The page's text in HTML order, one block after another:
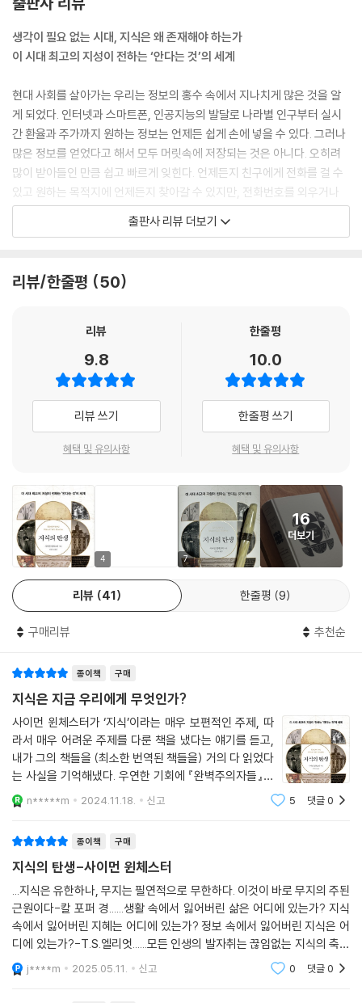
몇몇 사람들에게는 네오디뮴으로 만든 것만큼 강력하다. 호기심은 스펀지
나 중력처럼 불가피한 힘으로 앎의 요소를 끌어당겨서 결국 앎을 얻는 모
든 사람을 변화시킨다.
교육이라는 영어 단어 ‘education’은 ‘기르다’라는 뜻의 라틴어 동사 ‘ed
ucare’와 ‘이끌다’라는 뜻의 라틴어 동사 ‘educere’의 합성어다. 간단히
말해서 교육은 모든 인간 사회의 성인 구성원이 다음 세대를 양육하면서
그들이 가장 좋은 삶의 이상이라고 생각하는 대로 키워내기 위해 자신들의
지식을 전달하려는 시도다.
---「1장 배움의 시작」중에서
문자가 탄생한 이래로 우리는 지금껏 알려진 것과 학습된 것, 가르치고 토
보관하고 보호할 방법을 모색해왔다. (…) “지식이 여기 있다.” 비록 의미
---「2장 최초의 도서관」중에서
두루마리 문서는 귀중하고 찢어지기 쉬운 물건이어서, 세워서 보관해야 하
는지 아니면 알렉산드리아도서관처럼 옆으로 뉘어서 보관해야 하는지를
두고 사서들 사이에 종종 논쟁이 벌어졌다.
---「2장 최초의 도서관」중에서
상품(즉 뉴스거리)을 모으고 전달하는 역할을 담당했다. 지식과 뉴스의 관
계를 간단히 설명하기는 어렵다. 지식의 정의는 플라톤이 이미 오래전에
제시한 바 있지만, 뉴스는 정확히 어떻게 정의해야 할까?
---「3장 지성의 행진」중에서
담배가 자유의 횃불이라는 인식은 며칠만에 자유의 불빛으로 떠올라, 남성
들에게는 자유의 여신상 횃불과 마찬가지로 성적 두려움을 진정시키고, 여
성들에게는 평등과 정의를 향한 작은 발걸음을 내디딘다는 생각을 단번에
작할 때까지 여성들은 남성들만큼이나 담배를 많이 피웠고 담배 회사들은
막대한 수익을 거둬들였다.
---「4장 조작의 연대기」중에서
힐앤놀튼은 약 1200만 달러의 보수를 받고, 1차 세계대전에서 큰 효과를
거둔 가장 신뢰할 수 있는 기본 전략인 잔학 행위, 그중에서도 특히 아기와
관련된 잔학 행위를 이용했다. 어린아이가 끔찍한 일을 당했다는 사연이야
말로 가해자를 영원한 선전의 지옥에 빠트릴 수 있는 가장 확실한 방법이
---「4장 조작의 연대기」중에서
구글 효과, 또는 이제는 시리 효과라고도 불리는 현상은 뇌를 좀먹는 것으
로 생각하든 지성을 다듬어 더 좋게 만드는 수단으로 생각하든, 명백히 우
리 정신에 영향을 미치고 있다. 어느 쪽인지는 더 많은 데이터가 나오기를
기다려봐야 할 것이다.
---「5장 생각이 필요 없는 시대」중에서
생각이 필요 없는 시대, 지식은 왜 존재해야 하는가
이 시대 최고의 지성이 전하는 ‘안다는 것’의 세계
현대 사회를 살아가는 우리는 정보의 홍수 속에서 지나치게 많은 것을 알
게 되었다. 인터넷과 스마트폰, 인공지능의 발달로 나라별 인구부터 실시
간 환율과 주가까지 원하는 정보는 언제든 쉽게 손에 넣을 수 있다. 그러나
많은 정보를 얻었다고 해서 모두 머릿속에 저장되는 것은 아니다. 오히려
많이 받아들인 만큼 쉽고 빠르게 잊힌다. 언제든지 친구에게 전화를 걸 수
있고 원하는 목적지에 언제든지 찾아갈 수 있지만, 전화번호를 외우거나
목적지를 찾아가는 길은 머릿속에서 사라진 지 오래다. 수많은 정보가 연
결되고 저장되지만 나의 지식으로 쌓이지 않는 지금, 지식이란 무엇을 의
세계에서 가장 사랑받는 역사 저술가 사이먼 윈체스터의 신작 《지식의 탄
는 것’이 무엇인지 묻는다. 기술의 발달로 누구나 원하는 모든 것을 쉽게 얻
존재하지 않게 되었다. 스스로 경험하고, 타인에게 배우며, 확인의 과정을
거쳐 체화되는 ‘앎’의 세계는 이제 종말을 고할 때가 되었는지도 모른다.
지식은 어떻게 만들어지고 보관되어 전승되는가
배움의 시작부터 책의 탄생, 도서관의 비극까지
이 책은 인도 중남부의 도시 벵갈루루의 작은 학교에서 시작된다. 슈클라
보스는 빈민지역에 학교를 세워 아이들을 가르쳤으며, 이 학교를 다닌 아
이들은 자신의 부모와 가정을 변화시켰다. 지식의 출발은 배움에서 시작된
다. 양치를 하고 깨끗한 옷을 입는 것도 모두 교육의 일환이다. 역사를 거슬
러 올라가 약 4,000년 전 메소포타미아 지역에 설립된 최초의 학교에서
는 무엇을 가르쳤을까? 놀랍게도 지금과 다르지 않았다. 연필을 잡고, 읽
기와 쓰기를 가르치며, 학년이 오르면 더 어려운 지식을 배워야 했다.
역사적으로 침략자들은 정복을 위해 침략국의 문화를 말살시켰으며, 그 시
을 파괴했으며, 스리랑카의 자프나도서관, 폴란드 국립도서관 등 세계적
인 도서관들은 모두 비극을 만났다. 문자가 탄생한 이래로 우리는 지금껏
알려진 것과 학습된 것, 가르치고 토론하고 이의를 제기하고 논쟁하고 결
정할 수 있는 수많은 것을 수집하고 보관하고 보호할 방법을 모색해왔다.
이러한 결과로 책이 탄생했으며, 책은 도서관에 보관되었다. 지식은 오래
전부터 귀한 것으로 단순히 보관하는 것이 아니라 안전하게 확실히 보관해
야 했기 때문이다.
사이먼 윈체스터는 이 책에서 지식이란 무엇이며 어떻게 만들어져 어떻게
전승되었는지 이야기한다. 경험을 통해 습득하는 지식을 시작으로 학교의
역할과 문자의 발명으로 탄생한 책, 이를 안전하게 보관하기 위한 도서관,
백과사전과 정보 검색의 탄생, 참과 거짓인 지식과 인간의 지식 노동을 대
신해주는 현대의 인공지능까지 인간의 앎과 지식 대한 모든 것이 담겨 있
다.
지금 우리에게 ‘안다는 것’은 무엇을 의미하는가
출판사 리뷰 더보기
리뷰/한줄평 50
리뷰
9.8
리뷰 쓰기
혜택 및 유의사항
한줄평
10.0
한줄평 쓰기
혜택 및 유의사항
4 7
16
더보기
리뷰 41 한줄평 9
구매리뷰 추천순
종이책 구매
지식은 지금 우리에게 무엇인가?
사이먼 윈체스터가 ‘지식’이라는 매우 보편적인 주제, 따
라서 매우 어려운 주제를 다룬 책을 냈다는 얘기를 듣고,
내가 그의 책들을 (최소한 번역된 책들을) 거의 다 읽었다
는 사실을 기억해냈다. 우연한 기회에 『완벽주의자들』을
읽게 되었고, 그 이후 『교수와 광인』, 『세계를 바꾼 지도』,
『태평양 이야기』, 『영어의 탄생』, 『중국을 사랑한 남자』,
n*****m 2024.11.18. 신고 5 댓글0
종이책 구매
지식의 탄생-사이먼 윈체스터
...지식은 유한하나, 무지는 필연적으로 무한하다. 이것이 바로 무지의 주된
근원이다-칼 포퍼 경......생활 속에서 잃어버린 삶은 어디에 있는가? 지식
속에서 잃어버린 지혜는 어디에 있는가? 정보 속에서 잃어버린 지식은 어
디에 있는가?-T.S.엘리엇......모든 인생의 발자취는 끊임없는 지식의 축적
으로 만들어진다. 지각을 가진 존재의 마음에 지식이 전달되는 데에는 의
식도 필요하
j****m 2025.05.11. 신고 0 댓글0